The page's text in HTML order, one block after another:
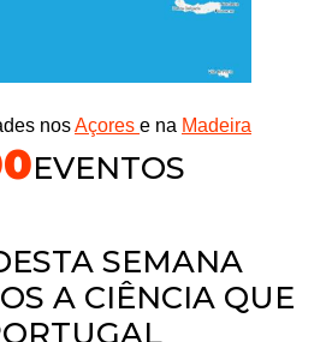
nosAçores e na Madeira
EVENTOS
SEMANA
A CIÊNCIA QUE